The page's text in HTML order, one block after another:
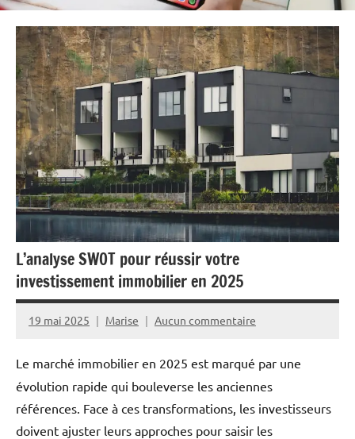
L’analyse SWOT pour réussir votre
investissement immobilier en 2025
19 mai 2025 Marise Aucun commentaire
Le marché immobilier en 2025 est marqué par une
évolution rapide qui bouleverse les anciennes
références. Face à ces transformations, les investisseurs
doivent ajuster leurs approches pour saisir les